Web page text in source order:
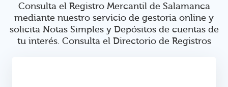
Consulta el Registro Mercantil de Salamanca
mediante nuestro servicio de gestoria online y
solicita Notas Simples y Depósitos de cuentas de
tu interés. Consulta el Directorio de Registros